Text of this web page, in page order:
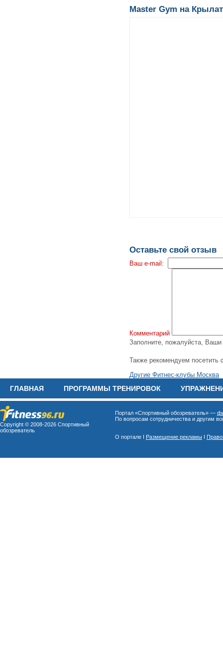
Master Gym на
Оставьте свой отзыв
Ваш e-mail:
Комментарий
Заполните, пожалуйста, Ваши
Также рекомендуем посетить
Другие Фитнес-клубы Москва
ГЛАВНАЯ ПРОГРАММЫ ТРЕНИРОВОК
Copyright © 2008-2026 Спортивный
обозреватель
Портал «Спортивный обозреватель» —
По вопросам сотрудничества и другим
О портале I Размещение рекламы I